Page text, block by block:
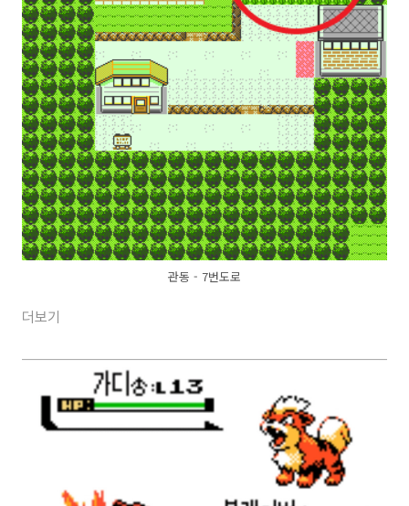
관동 - 7번도로
더보기